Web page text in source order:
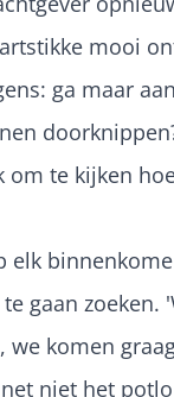
mooi
ga maar
om te kijken
elk
gaan zoeken.
komen
niet het